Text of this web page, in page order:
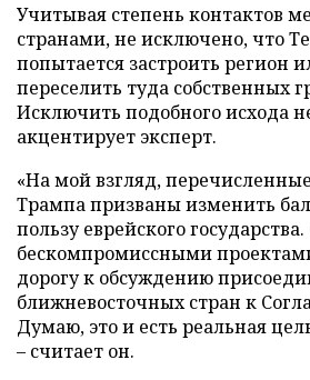
Учитывая степень контактов
странами, не исключено, что
попытается застроить регион
переселить туда собственных
Исключить подобного исхода
акцентирует эксперт.
«На мой взгляд,
Трампа призваны изменить
пользу еврейского
бескомпромиссными
дорогу к обсуждению
ближневосточных стран к
Думаю, это и есть реальная
– считает он.